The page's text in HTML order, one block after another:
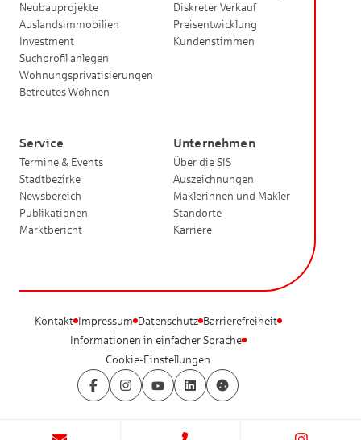
Neubauprojekte
Auslandsimmobilien
Investment
Suchprofil anlegen
Wohnungsprivatisierungen
Betreutes Wohnen
Diskreter Verkauf
Preisentwicklung
Kundenstimmen
Service
Termine & Events
Stadtbezirke
Newsbereich
Publikationen
Marktbericht
Unternehmen
Über die SIS
Auszeichnungen
Maklerinnen und Makler
Standorte
Karriere
Kontakt Impressum Datenschutz Barrierefreiheit
Informationen in einfacher Sprache
Cookie-Einstellungen
FacebookInstagramYouTubeLinkedInCookie-Einstellungen